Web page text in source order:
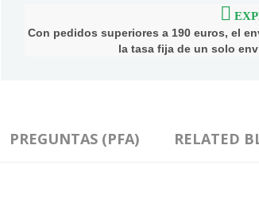
Con pedidos superiores a 190 euros, el
la tasa fija de un solo
PREGUNTAS (PFA) RELATED